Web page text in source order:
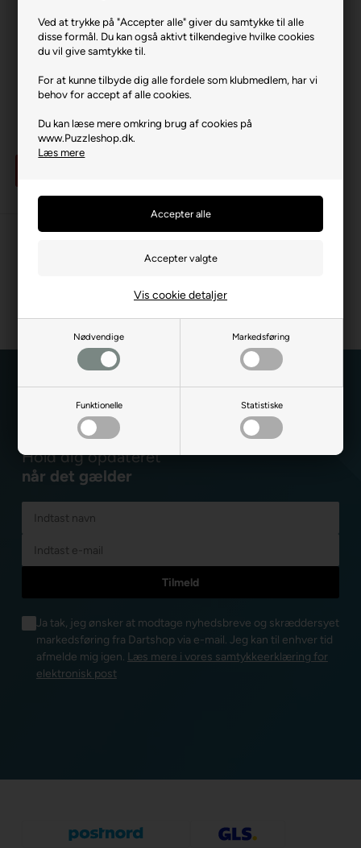
Ved at trykke på "Accepter alle" giver du samtykke til alle
disse formål. Du kan også aktivt tilkendegive hvilke cookies
du vil give samtykke til.
For at kunne tilbyde dig alle fordele som klubmedlem, har vi
behov for accept af alle cookies.
Du kan læse mere omkring brug af cookies på
www.Puzzleshop.dk.
Læs mere
Nødvendige Markedsføring
Funktionelle Statistiske
Vis cookie detaljer
Gem
Puslespilsmåtte til 3000
brikker
Vores eget design
399,00 DKK
Hold dig opdateret
når det gælder
Ja tak, jeg ønsker at modtage nyhedsbreve og skræddersyet
markedsføring fra Dartshop via e-mail. Jeg kan til enhver tid
afmelde mig igen. Læs mere i vores samtykkeerklæring for
elektronisk post